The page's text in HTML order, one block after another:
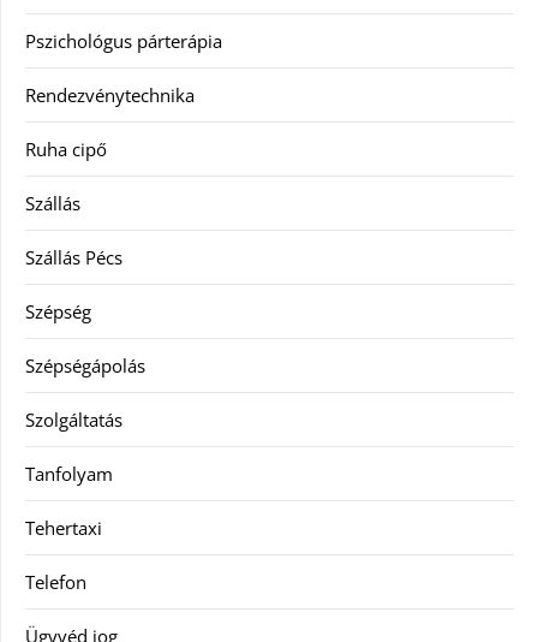
Pszichológus párterápia
Rendezvénytechnika
Ruha cipő
Szállás
Szállás Pécs
Szépség
Szépségápolás
Szolgáltatás
Tanfolyam
Tehertaxi
Telefon
Ügyvéd jog